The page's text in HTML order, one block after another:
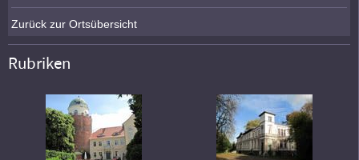
Zurück zur Ortsübersicht
Rubriken